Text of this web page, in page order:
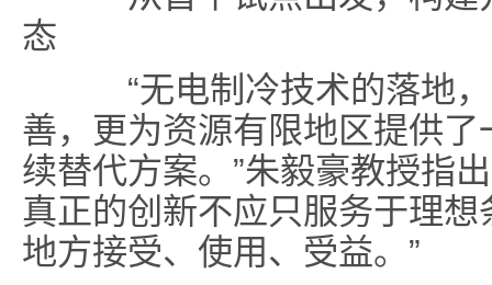
态
“无电制冷技术的落地，
善，更为资源有限地区提供
续替代方案。”朱毅豪教授指
真正的创新不应只服务于理
地方接受、使用、受益。”